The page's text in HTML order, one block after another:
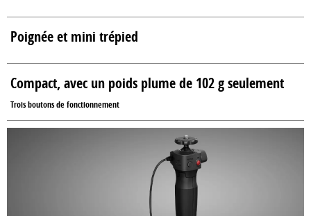
Poignée et mini trépied
Compact, avec un poids plume de 102 g seulement
Trois boutons de fonctionnement